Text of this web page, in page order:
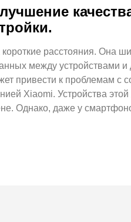
расстояния. Она
между устройствами и
привести к проблемам с
Xiaomi. Устройства этой
Однако, даже у